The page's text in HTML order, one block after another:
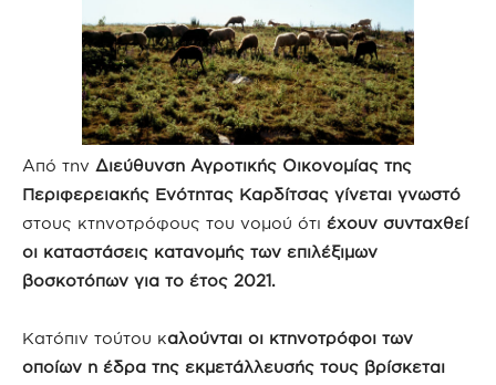
Από την Διεύθυνση Αγροτικής Οικονομίας της
Περιφερειακής Ενότητας Καρδίτσας γίνεται γνωστό
στους κτηνοτρόφους του νομού ότι έχουν συνταχθεί
οι καταστάσεις κατανομής των επιλέξιμων
βοσκοτόπων για το έτος 2021.
Κατόπιν τούτου καλούνται οι κτηνοτρόφοι των
οποίων η έδρα της εκμετάλλευσής τους βρίσκεται